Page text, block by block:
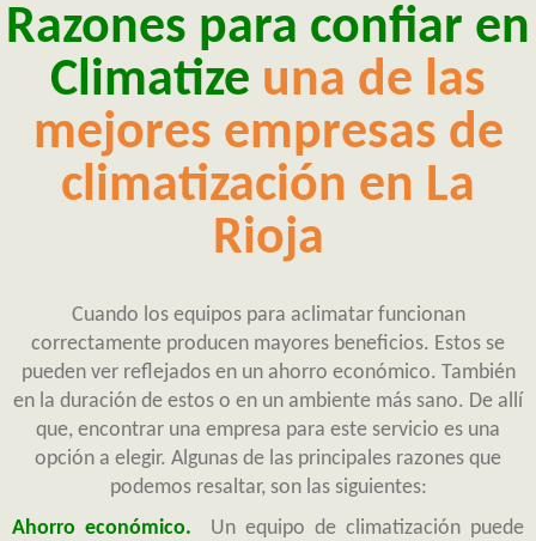
Razones para confiar en
Climatize una de las
mejores empresas de
climatización en La
Rioja
Cuando los equipos para aclimatar funcionan
correctamente producen mayores beneficios. Estos se
pueden ver reflejados en un ahorro económico. También
en la duración de estos o en un ambiente más sano. De allí
que, encontrar una empresa para este servicio es una
opción a elegir. Algunas de las principales razones que
podemos resaltar, son las siguientes:
Ahorro económico.
Un equipo de climatización puede